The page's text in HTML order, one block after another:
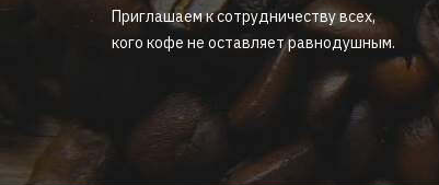
Приглашаем к сотрудничеству всех,
кого кофе не оставляет равнодушным.